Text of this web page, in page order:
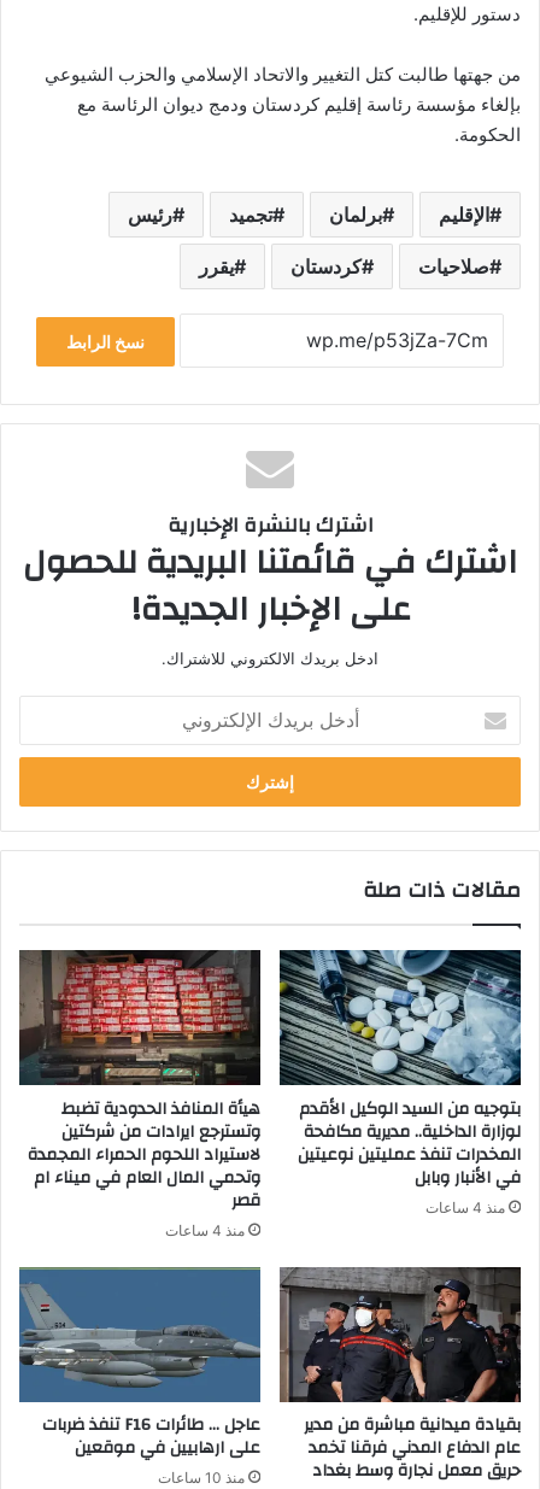
دستور للإقليم.
من جهتها طالبت كتل التغيير والاتحاد الإسلامي والحزب الشيوعي
بإلغاء مؤسسة رئاسة إقليم كردستان ودمج ديوان الرئاسة مع
الحكومة.
الإقليم برلمان تجميد رئيس
صلاحيات كردستان يقرر
نسخ الرابط
اشترك بالنشرة الإخبارية
اشترك في قائمتنا البريدية للحصول
على الإخبار الجديدة!
ادخل بريدك الالكتروني للاشتراك.
خ
ب
ر
د
ا
ل
إ
ل
ك
ت
ر
و
ن
ي
مقالات ذات صلة
بتوجيه من السيد الوكيل الأقدم
لوزارة الداخلية.. مديرية مكافحة
المخدرات تنفذ عمليتين نوعيتين
في الأنبار وبابل
منذ 4 ساعات
هيأة المنافذ الحدودية تضبط
وتسترجع ايرادات من شركتين
لاستيراد اللحوم الحمراء المجمدة
وتحمي المال العام في ميناء ام
قصر
منذ 4 ساعات
بقيادة ميدانية مباشرة من مدير
عام الدفاع المدني فرقنا تخمد
حريق معمل نجارة وسط بغداد
عاجل … طائرات F16 تنفذ ضربات
على ارهابيين في موقعين
منذ 10 ساعات